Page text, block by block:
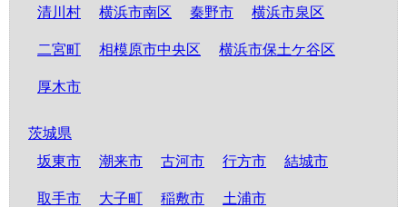
清川村 横浜市南区 秦野市 横浜市泉区
二宮町 相模原市中央区 横浜市保土ケ谷区
厚木市
茨城県
坂東市
潮来市 古河市 行方市 結城市
取手市 大子町 稲敷市 土浦市